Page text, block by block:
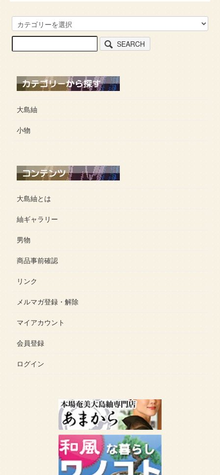
SEARCH
大島紬
小物
大島紬とは
紬ギャラリー
男物
商品事前確認
リンク
メルマガ登録・解除
マイアカウント
会員登録
ログイン